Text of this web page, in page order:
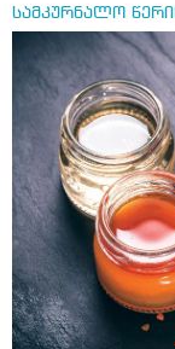
სამკურნალო